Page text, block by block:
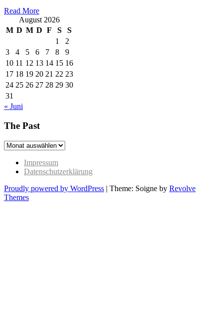
Read More
August 2026
M D M D F S
S
1
2
3
4 5 6 7 8
9
10 11 12 13 14 15 16
17 18 19 20 21 22 23
24 25 26 27 28 29 30
31
« Juni
The Past
The
Impressum
Datenschutzerklärung
Proudly powered by WordPress | Theme: Soigne by Revolve
Themes